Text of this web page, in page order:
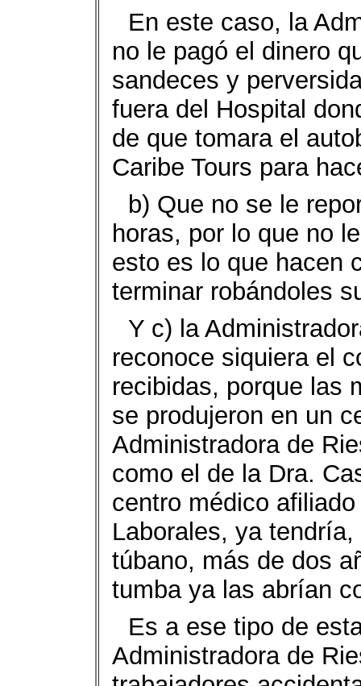
En este caso, la
no le pagó el dinero
sandeces y
fuera del Hospital
de que tomara el
Caribe Tours para
b) Que no se le
horas, por lo que no
esto es lo que hacen
terminar robándoles
Y c) la
reconoce siquiera el
recibidas, porque las
se produjeron en un
Administradora de
como el de la Dra.
centro médico
Laborales, ya
túbano, más de dos
tumba ya las abrían
Es a ese tipo de
Administradora de